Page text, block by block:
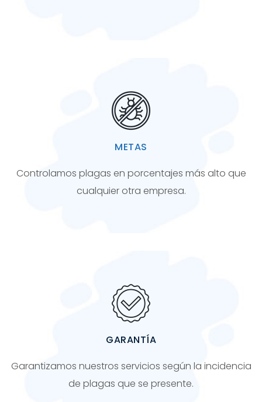
METAS
Controlamos plagas en porcentajes más alto que
cualquier otra empresa.
GARANTÍA
Garantizamos nuestros servicios según la incidencia
de plagas que se presente.